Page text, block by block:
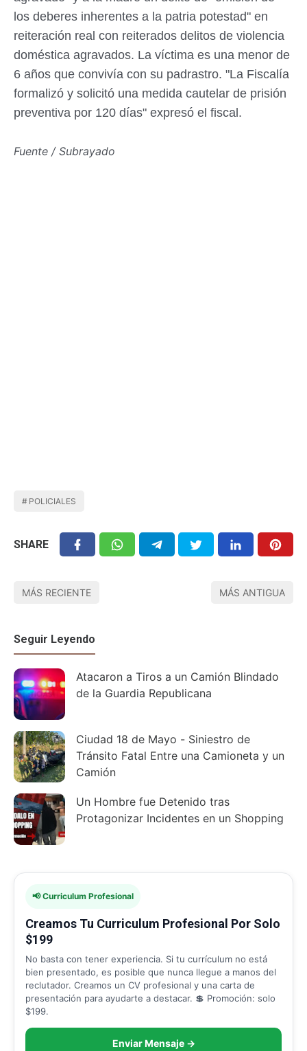
los deberes inherentes a la patria potestad" en
reiteración real con reiterados delitos de violencia
doméstica agravados. La víctima es una menor de
6 años que convivía con su padrastro. "La Fiscalía
formalizó y solicitó una medida cautelar de prisión
preventiva por 120 días" expresó el fiscal.
Fuente / Subrayado
POLICIALES
SHARE
MÁS RECIENTE MÁS ANTIGUA
Seguir Leyendo
Atacaron a Tiros a un Camión Blindado
de la Guardia Republicana
Ciudad 18 de Mayo - Siniestro de
Tránsito Fatal Entre una Camioneta y un
Camión
Un Hombre fue Detenido tras
Protagonizar Incidentes en un Shopping
📢 Curriculum Profesional
Creamos Tu Curriculum Profesional Por Solo
$199
No basta con tener experiencia. Si tu currículum no está
bien presentado, es posible que nunca llegue a manos del
reclutador. Creamos un CV profesional y una carta de
presentación para ayudarte a destacar. 💲 Promoción: solo
$199.
Enviar Mensaje →